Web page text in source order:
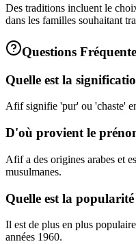
Des traditions incluent le
dans les familles souhaitant
Questions
Quelle est la
Afif signifie 'pur' ou 'chaste'
D'où provient le
Afif a des origines arabes et
musulmanes.
Quelle est la
Il est de plus en plus
années 1960.